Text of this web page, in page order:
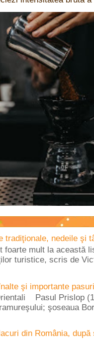
tradiţionale, nedeile şi
foarte mult la această
turistice, scris de
şi importante
Pasul Prislop
şoseaua
din România, după